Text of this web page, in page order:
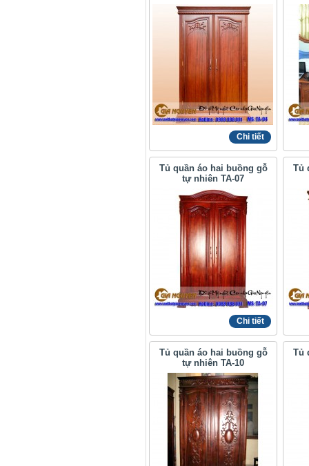
Chi tiết
Tủ quần áo hai buồng gỗ
tự nhiên TA-07
Chi tiết
Tủ
Tủ quần áo hai buồng gỗ
tự nhiên TA-10
Tủ